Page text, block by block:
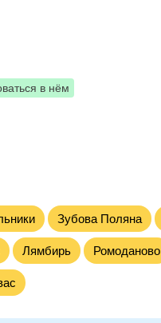
в нём
Зубова Поляна
Лямбирь Ромоданово